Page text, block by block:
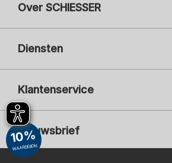
Over SCHIESSER
Diensten
Klantenservice
Nieuwsbrief
Uw e-mailadres
10%
WAARDEBON